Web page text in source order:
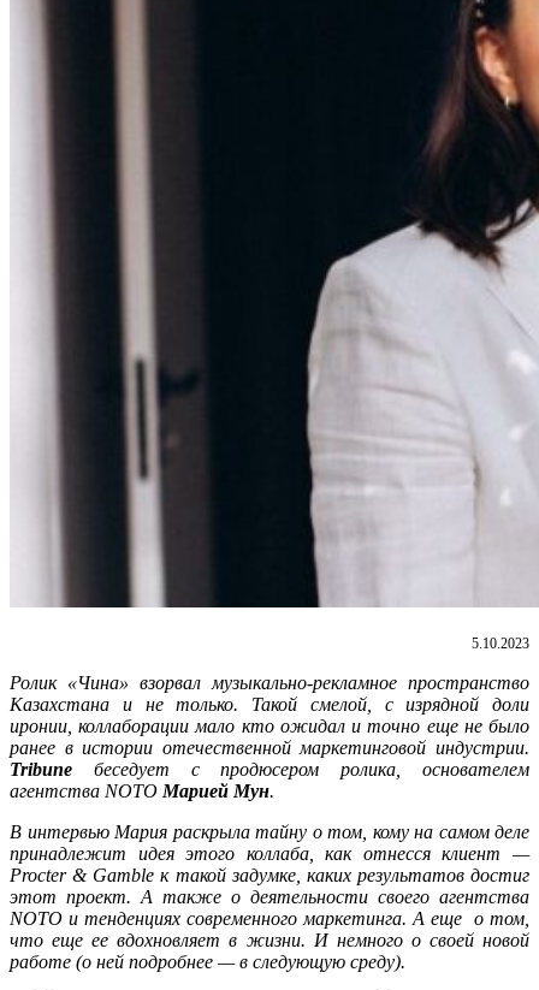
5.10.2023
Ролик «Чина» взорвал музыкально-рекламное пространство
Казахстана и не только. Такой смелой, с изрядной доли
иронии, коллаборации мало кто ожидал и точно еще не было
ранее в истории отечественной маркетинговой индустрии.
Tribune беседует с продюсером ролика, основателем
агентства NOTO Марией Мун.
В интервью Мария раскрыла тайну о том, кому на самом деле
принадлежит идея этого коллаба, как отнесся клиент —
Procter & Gamble к такой задумке, каких результатов достиг
этот проект. А также о деятельности своего агентства
NOTO и тенденциях современного маркетинга. А еще о том,
что еще ее вдохновляет в жизни. И немного о своей новой
работе (о ней подробнее — в следующую среду).